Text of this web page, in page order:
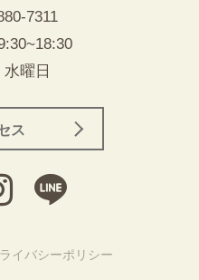
7311
曜日
ス
イバシーポリシー